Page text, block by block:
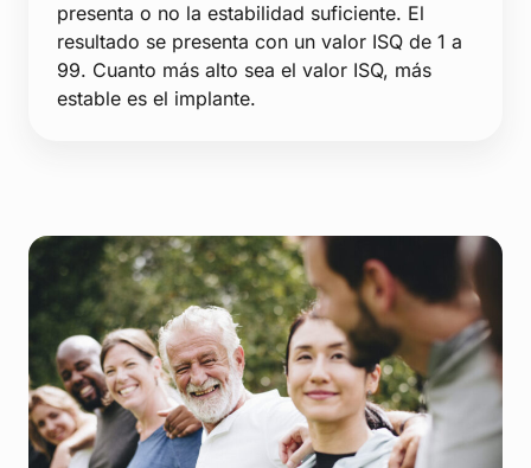
presenta o no la estabilidad suficiente. El
resultado se presenta con un valor ISQ de 1 a
99. Cuanto más alto sea el valor ISQ, más
estable es el implante.